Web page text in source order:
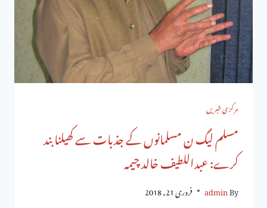
مرکزی خبریں
مسلم لیگ ن مسلمانوں کے جذبات سے کھیلنا بند
کرے: عبداللطیف خالد چیمہ
By
admin فروری 21, 2018